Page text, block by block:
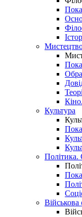
Культура
Політика.
Військова